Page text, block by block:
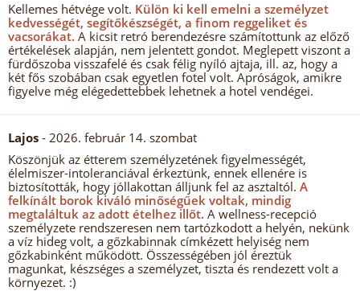
Kellemes hétvége volt. Külön ki kell emelni a személyzet
kedvességét, segítőkészségét, a finom reggeliket és
vacsorákat. A kicsit retró berendezésre számítottunk az előző
értékelések alapján, nem jelentett gondot. Meglepett viszont a
fürdőszoba visszafelé és csak félig nyíló ajtaja, ill. az, hogy a
két fős szobában csak egyetlen fotel volt. Apróságok, amikre
figyelve még elégedettebbek lehetnek a hotel vendégei.
Lajos - 2026. február 14. szombat
Köszönjük az étterem személyzetének figyelmességét,
élelmiszer-intoleranciával érkeztünk, ennek ellenére is
biztosították, hogy jóllakottan álljunk fel az asztaltól. A
felkínált borok kiváló minőségűek voltak, mindig
megtaláltuk az adott ételhez illőt. A wellness-recepció
személyzete rendszeresen nem tartózkodott a helyén, nekünk
a víz hideg volt, a gőzkabinnak címkézett helyiség nem
gőzkabinként működött. Összességében jól éreztük
magunkat, készséges a személyzet, tiszta és rendezett volt a
környezet. :)